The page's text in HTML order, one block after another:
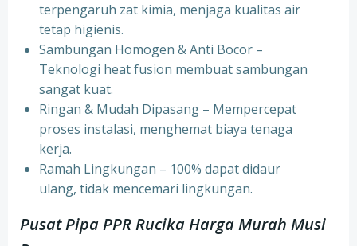
terpengaruh zat kimia, menjaga kualitas air
tetap higienis.
⁠Sambungan Homogen & Anti Bocor –
Teknologi heat fusion membuat sambungan
sangat kuat.
⁠Ringan & Mudah Dipasang – Mempercepat
proses instalasi, menghemat biaya tenaga
kerja.
⁠Ramah Lingkungan – 100% dapat didaur
ulang, tidak mencemari lingkungan.
Pusat Pipa PPR Rucika Harga Murah Musi